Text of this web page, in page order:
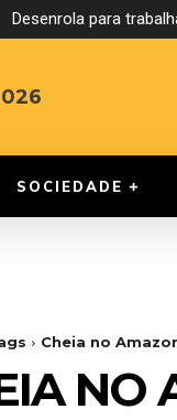
Desenrola para
SOCIEDADE
Cheia no
NO